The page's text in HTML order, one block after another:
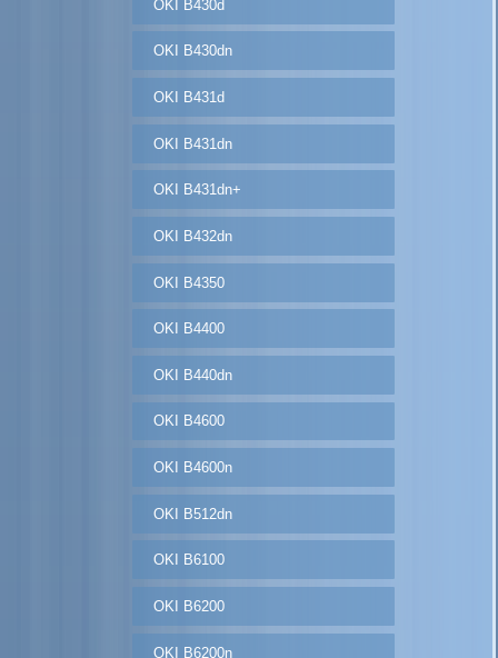
OKI B430d
OKI B430dn
OKI B431d
OKI B431dn
OKI B431dn+
OKI B432dn
OKI B4350
OKI B4400
OKI B440dn
OKI B4600
OKI B4600n
OKI B512dn
OKI B6100
OKI B6200
OKI B6200n